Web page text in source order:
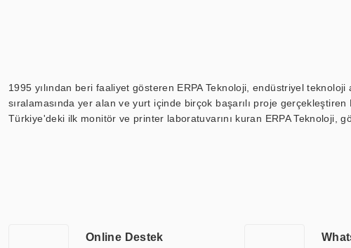
1995 yılından beri faaliyet gösteren ERPA Teknoloji, endüstriyel
sıralamasında yer alan ve yurt içinde birçok başarılı proje
Türkiye'deki ilk monitör ve printer laboratuvarını kuran ERPA Teknoloji,
arasında yer almaktadır. ERPA Teknoloji, uluslararası standartlarda
yılların getirdiği bilgi ve tecrübe ile birleştiren ERPA Teknoloji, özel
Online Destek